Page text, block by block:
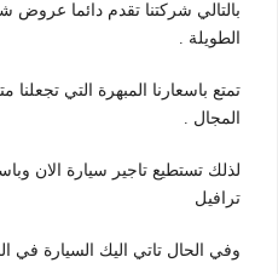
بالتالي شركتنا تقدم دائما عروض
الطويلة .
تمتع باسعارنا المبهرة التي
المجال .
لذلك تستطيع تاجير سيارة الان
ترافيل
وفي الحال تاتي اليك السيارة في